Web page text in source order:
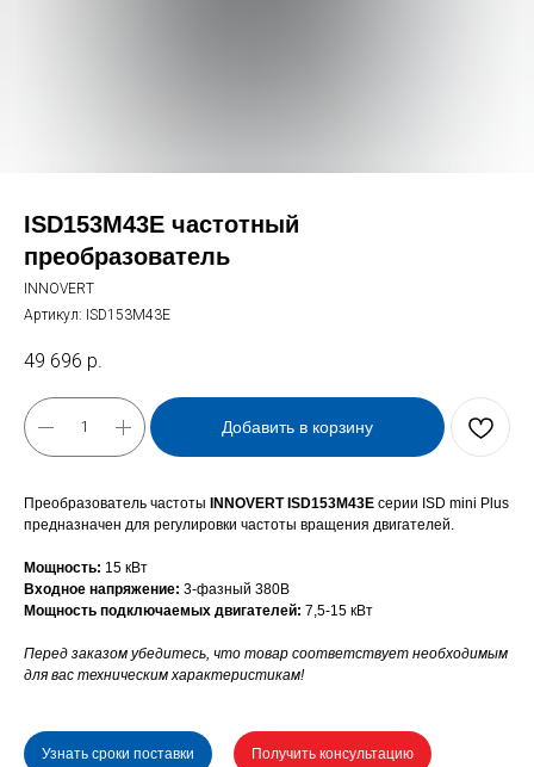
ISD153M43E частотный
преобразователь
INNOVERT
Артикул: ISD153M43E
49 696 р.
Добавить в корзину
Преобразователь частоты INNOVERT ISD153M43E серии ISD mini Plus
предназначен для регулировки частоты вращения двигателей.
Мощность: 15 кВт
Входное напряжение: 3-фазный 380В
Мощность подключаемых двигателей: 7,5-15 кВт
Перед заказом убедитесь, что товар соответствует необходимым
для вас техническим характеристикам!
Узнать сроки поставки Получить консультацию